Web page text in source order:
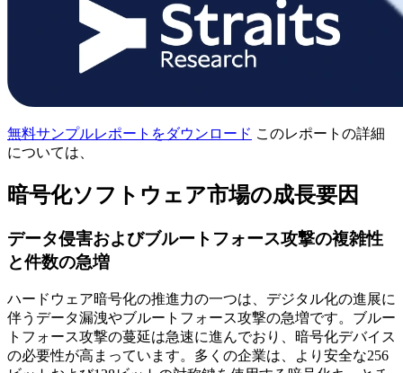
無料サンプルレポートをダウンロード このレポートの詳細
については、
暗号化ソフトウェア市場の成長要因
データ侵害およびブルートフォース攻撃の複雑性
と件数の急増
ハードウェア暗号化の推進力の一つは、デジタル化の進展に
伴うデータ漏洩やブルートフォース攻撃の急増です。ブルー
トフォース攻撃の蔓延は急速に進んでおり、暗号化デバイス
の必要性が高まっています。多くの企業は、より安全な256